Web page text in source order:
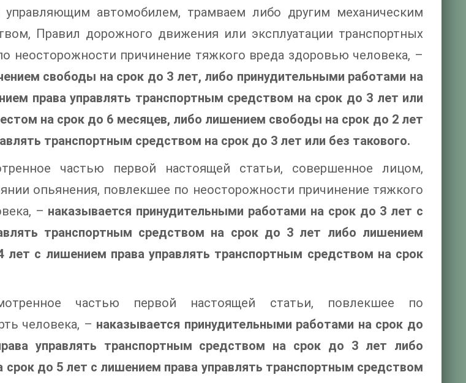
автомобилем, трамваем либо другим механическим
Правил дорожного движения или эксплуатации транспортных
неосторожности причинение тяжкого вреда здоровью человека, –
свободы на срок до 3 лет, либо принудительными работами на
права управлять транспортным средством на срок до 3 лет или
на срок до 6 месяцев, либо лишением свободы на срок до 2 лет
транспортным средством на срок до 3 лет или без такового.
частью первой настоящей статьи, совершенное лицом,
опьянения, повлекшее по неосторожности причинение тяжкого
– наказывается принудительными работами на срок до 3 лет с
транспортным средством на срок до 3 лет либо лишением
с лишением права управлять транспортным средством на срок
частью первой настоящей статьи, повлекшее по
человека, – наказывается принудительными работами на срок до
управлять транспортным средством на срок до 3 лет либо
до 5 лет с лишением права управлять транспортным средством